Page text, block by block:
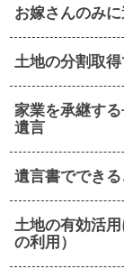
お嫁さんのみ
土地の分割取
家業を承継す
遺言
遺言書ででき
土地の有効活
の利用）